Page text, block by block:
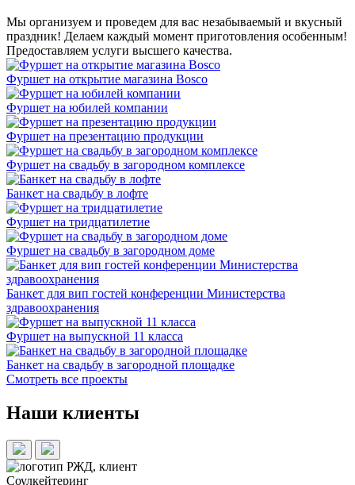
Мы организуем и проведем для вас незабываемый и вкусный
праздник! Делаем каждый момент приготовления особенным!
Предоставляем услуги высшего качества.
Фуршет на открытие магазина Bosco
Фуршет на юбилей компании
Фуршет на презентацию продукции
Фуршет на свадьбу в загородном комплексе
Банкет на свадьбу в лофте
Фуршет на тридцатилетие
Фуршет на свадьбу в загородном доме
Банкет для вип гостей конференции Министерства
здравоохранения
Фуршет на выпускной 11 класса
Банкет на свадьбу в загородной площадке
Смотреть все проекты
Наши клиенты